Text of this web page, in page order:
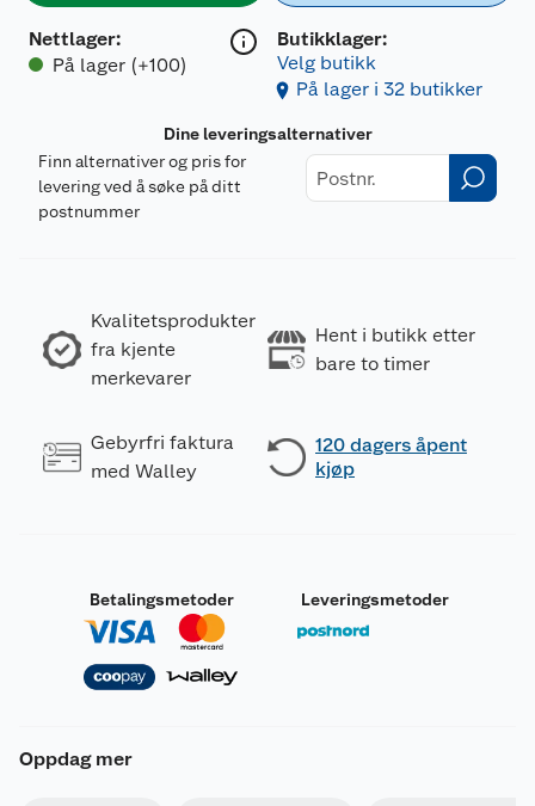
Nettlager:
På lager (+100)
Butikklager:
Velg butikk
På lager i 32 butikker
Dine leveringsalternativer
Finn alternativer og pris for
levering ved å søke på ditt
postnummer
Kvalitetsprodukter
fra kjente
merkevarer
Hent i butikk etter
bare to timer
Gebyrfri faktura
med Walley
120 dagers åpent
kjøp
Betalingsmetoder Leveringsmetoder
Oppdag mer